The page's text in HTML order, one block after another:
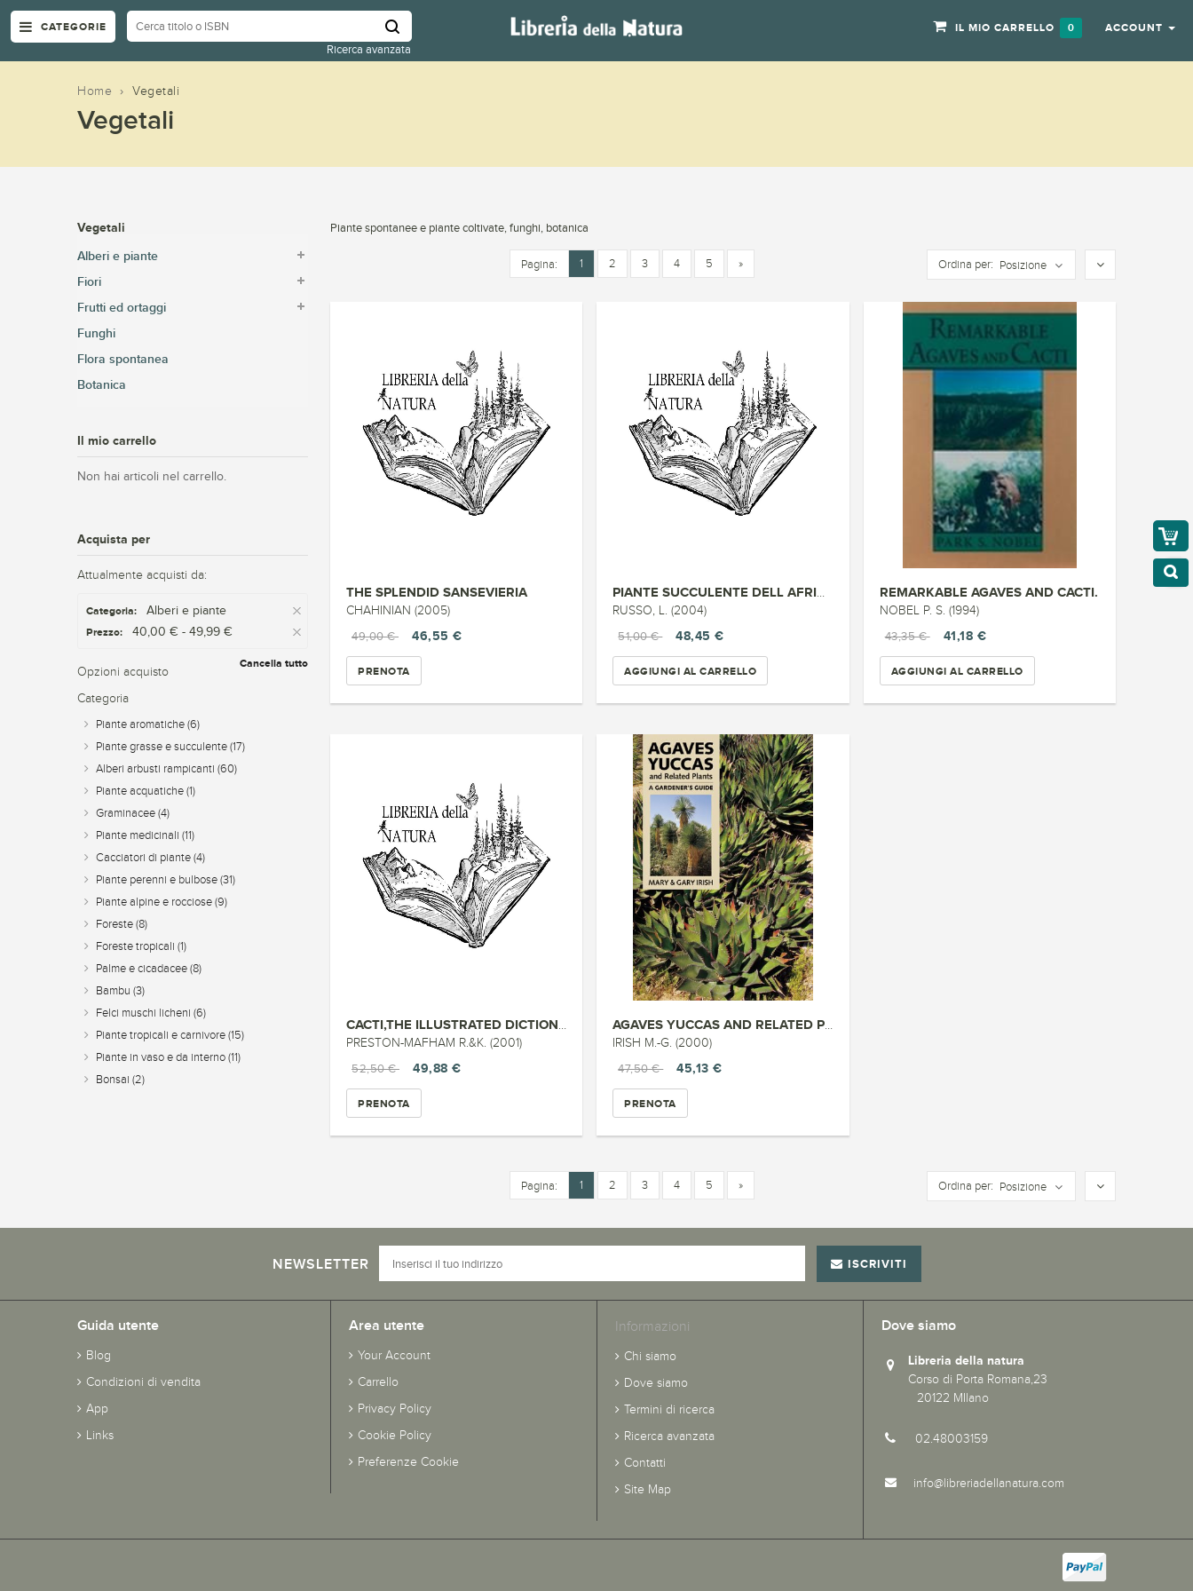
CATEGORIE
Ricerca avanzata
IL MIO CARRELLO 0 ACCOUNT
Home › Vegetali
Vegetali
Piante spontanee e piante coltivate, funghi, botanica
Ordina per: Posizione
Pagina: 1 2 3 4 5 »
THE SPLENDID SANSEVIERIA
CHAHINIAN (2005)
49,00 €
46,55 €
PRENOTA
PIANTE SUCCULENTE DELL AFRICA ...
RUSSO, L. (2004)
51,00 €
48,45 €
AGGIUNGI AL CARRELLO
REMARKABLE AGAVES AND CACTI.
NOBEL P. S. (1994)
43,35 €
41,18 €
AGGIUNGI AL CARRELLO
CACTI,THE ILLUSTRATED DICTIONA...
PRESTON-MAFHAM R.&K. (2001)
52,50 €
49,88 €
PRENOTA
AGAVES YUCCAS AND RELATED PLAN...
IRISH M.-G. (2000)
47,50 €
45,13 €
PRENOTA
Ordina per: Posizione
Pagina: 1 2 3 4 5 »
Vegetali
Alberi e piante
Fiori
Frutti ed ortaggi
Funghi
Flora spontanea
Botanica
Il mio carrello
Non hai articoli nel carrello.
Acquista per
Attualmente acquisti da:
Categoria: Alberi e piante
Prezzo: 40,00 € - 49,99 €
Cancella tutto
Opzioni acquisto
Categoria
Piante aromatiche (6)
Piante grasse e succulente (17)
Alberi arbusti rampicanti (60)
Piante acquatiche (1)
Graminacee (4)
Piante medicinali (11)
Cacciatori di piante (4)
Piante perenni e bulbose (31)
Piante alpine e rocciose (9)
Foreste (8)
Foreste tropicali (1)
Palme e cicadacee (8)
Bambu (3)
Felci muschi licheni (6)
Piante tropicali e carnivore (15)
Piante in vaso e da interno (11)
Bonsai (2)
NEWSLETTER ISCRIVITI
Guida utente
Blog
Condizioni di vendita
App
Links
Area utente
Your Account
Carrello
Privacy Policy
Cookie Policy
Preferenze Cookie
Informazioni
Chi siamo
Dove siamo
Termini di ricerca
Ricerca avanzata
Contatti
Site Map
Dove siamo
Libreria della natura
Corso di Porta Romana,23
20122 MIlano
02.48003159
info@libreriadellanatura.com